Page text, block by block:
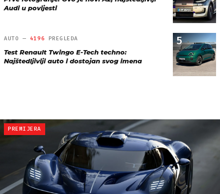
Audi u povijesti
5
AUTO — 4196 PREGLEDA
Test Renault Twingo E-Tech techno:
Najštedljiviji auto i dostojan svog imena
PREMIJERA